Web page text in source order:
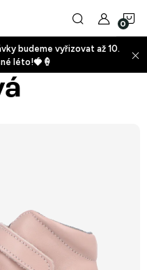
+
budeme vyřizovat až 10.
léto!🍓🍦